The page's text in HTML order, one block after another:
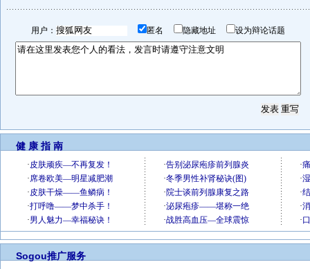
用户： 匿名 隐藏地址 设为辩论话题
健 康 指 南
Sogou推广服务